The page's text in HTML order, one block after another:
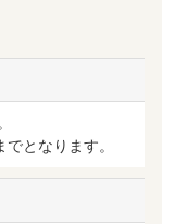
となります。